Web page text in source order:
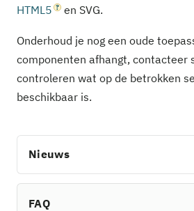
HTML5
en SVG.
Onderhoud je nog een oude
componenten afhangt, contacteer
controleren wat op de betrokken
beschikbaar is.
Nieuws
FAQ